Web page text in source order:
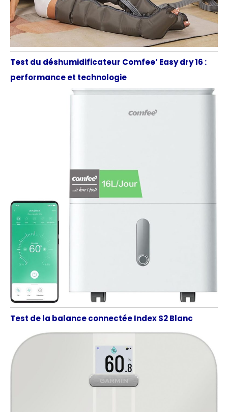
Test du déshumidificateur Comfee’ Easy dry 16 :
performance et technologie
Test de la balance connectée Index S2 Blanc